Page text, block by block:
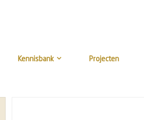
Kennisbank Projecten